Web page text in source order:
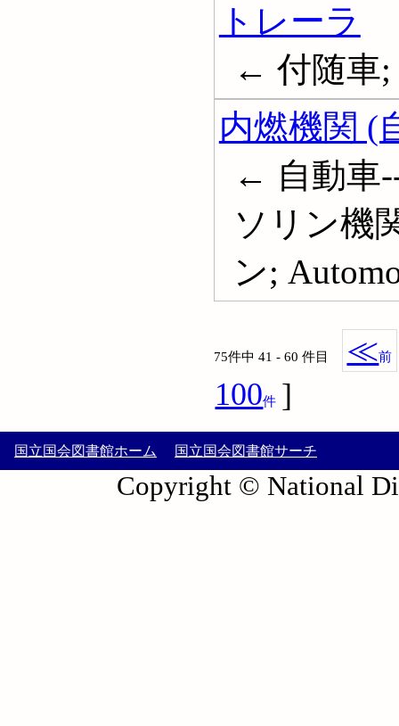
トレーラ
← 付随車;
内燃機関 (
← 自動車
ソリン機
ン;
75件中 41 - 60 件目 ≪前
100件 ]
国立国会図書館ホーム 国立国会図書館サーチ
Copyright © National